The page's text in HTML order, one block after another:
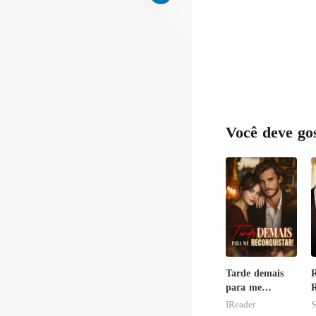
Você deve
Tarde demais
para me
reconquistar!
IReader